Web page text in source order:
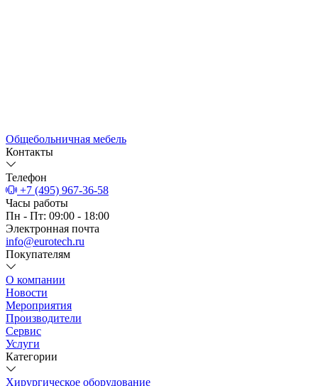
Общебольничная мебель
Контакты
Телефон
+7 (495) 967-36-58
Часы работы
Пн - Пт: 09:00 - 18:00
Электронная почта
info@eurotech.ru
Покупателям
О компании
Новости
Мероприятия
Производители
Сервис
Услуги
Категории
Хирургическое оборудование